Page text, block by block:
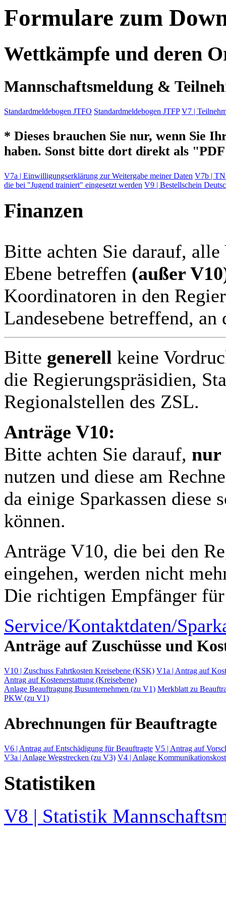
Formulare zum
Wettkämpfe und deren
Mannschaftsmeldung &
Standardmeldebogen JTFO Standardmeldebogen JTFP V7 |
* Dieses brauchen Sie nur, wenn Sie
haben. Sonst bitte dort direkt als
V7a | Einwilligungserklärung zur Weitergabe meiner Daten V7b |
die bei "Jugend trainiert" eingesetzt werden V9 | Bestellschein
Finanzen
Bitte achten Sie darauf,
Ebene betreffen (außer
Koordinatoren in den
Landesebene betreffend,
Bitte generell keine
die Regierungspräsidien,
Regionalstellen des ZSL.
Anträge V10:
Bitte achten Sie darauf, nur
nutzen und diese am
da einige Sparkassen diese
können.
Anträge V10, die bei den
eingehen, werden nicht
Die richtigen Empfänger
Service/Kontaktdaten/
Anträge auf Zuschüsse und
V10 | Zuschuss Fahrtkosten Kreisebene (KSK) V1a | Antrag auf
Antrag auf Kostenerstattung (Kreisebene)
Anlage Beauftragung Busunternehmen (zu V1) Merkblatt zu
PKW (zu V1)
Abrechnungen für Beauftragte
V6 | Antrag auf Entschädigung für Beauftragte V5 | Antrag auf
V3a | Anlage Wegstrecken (zu V3) V4 | Anlage
Statistiken
V8 | Statistik